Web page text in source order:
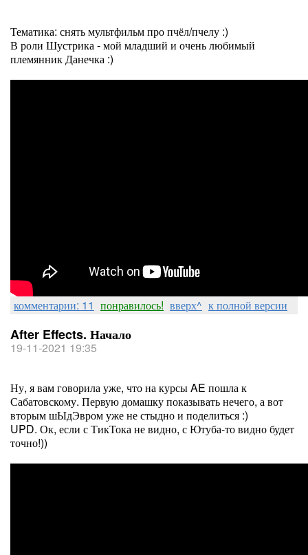
Тематика: снять мультфильм про пчёл/пчелу :)
В роли Шустрика - мой младший и очень любимый
племянник Данечка :)
комментарии: 11 понравилось! вверх^ к полной версии
After Effects. Начало
19-11-2021 19:35
Ну, я вам говорила уже, что на курсы AE пошла к
Сабатовскому. Первую домашку показывать нечего, а вот
вторым шЫдЭвром уже не стыдно и поделиться :)
UPD. Ок, если с ТикТока не видно, с Ютуба-то видно будет
точно!))